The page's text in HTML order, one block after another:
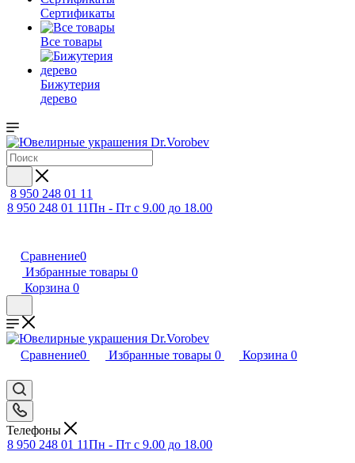
Сертификаты
Все товары
Бижутерия
дерево
8 950 248 01 11
8 950 248 01 11Пн - Пт с 9.00 до 18.00
Сравнение0
Избранные товары 0
Корзина 0
Сравнение0 Избранные товары 0 Корзина 0
Телефоны
8 950 248 01 11Пн - Пт с 9.00 до 18.00